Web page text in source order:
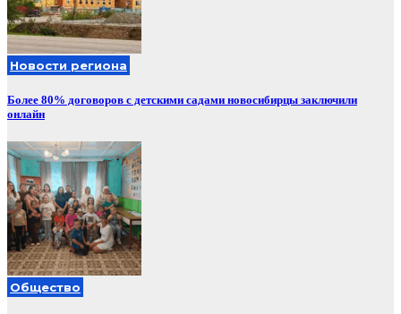
Новости региона
Более 80% договоров с детскими садами новосибирцы заключили
онлайн
Общество